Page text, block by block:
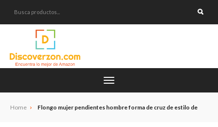
Home Flongo mujer pendientes hombre forma de cruz de estilo de